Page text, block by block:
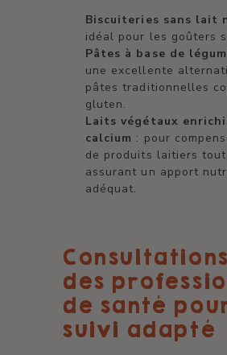
Biscuiteries sans lait
idéal pour les goûters
Pâtes à base de
une excellente
pâtes traditionnelles
gluten.
Laits végétaux
calcium : pour
de produits laitiers tout
assurant un apport
adéquat.
des
de santé
suivi adapté